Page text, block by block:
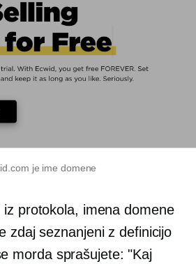
je ime domene
iz protokola, imena domene
zdaj seznanjeni z definicijo
morda sprašujete: "Kaj